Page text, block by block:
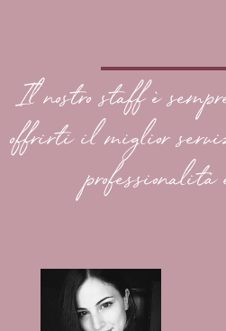
Il nostro staff è
offrirti il miglior
professionalità